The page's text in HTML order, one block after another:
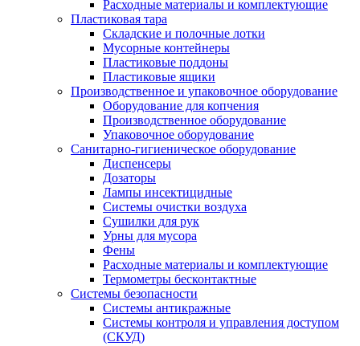
Расходные материалы и комплектующие
Пластиковая тара
Складские и полочные лотки
Мусорные контейнеры
Пластиковые поддоны
Пластиковые ящики
Производственное и упаковочное оборудование
Оборудование для копчения
Производственное оборудование
Упаковочное оборудование
Санитарно-гигиеническое оборудование
Диспенсеры
Дозаторы
Лампы инсектицидные
Системы очистки воздуха
Сушилки для рук
Урны для мусора
Фены
Расходные материалы и комплектующие
Термометры бесконтактные
Системы безопасности
Системы антикражные
Системы контроля и управления доступом
(СКУД)